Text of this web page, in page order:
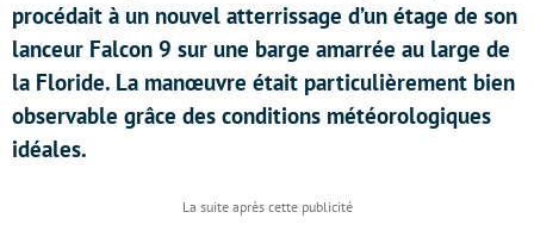
procédait à un nouvel atterrissage d’un étage de son
lanceur Falcon 9 sur une barge amarrée au large de
la Floride. La manœuvre était particulièrement bien
observable grâce des conditions météorologiques
idéales.